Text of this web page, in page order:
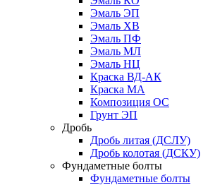
Эмаль ЭП
Эмаль ХВ
Эмаль ПФ
Эмаль МЛ
Эмаль НЦ
Краска ВД-АК
Краска МА
Композиция ОС
Грунт ЭП
Дробь
Дробь литая (ДСЛУ)
Дробь колотая (ДСКУ)
Фундаметные болты
Фундаметные болты